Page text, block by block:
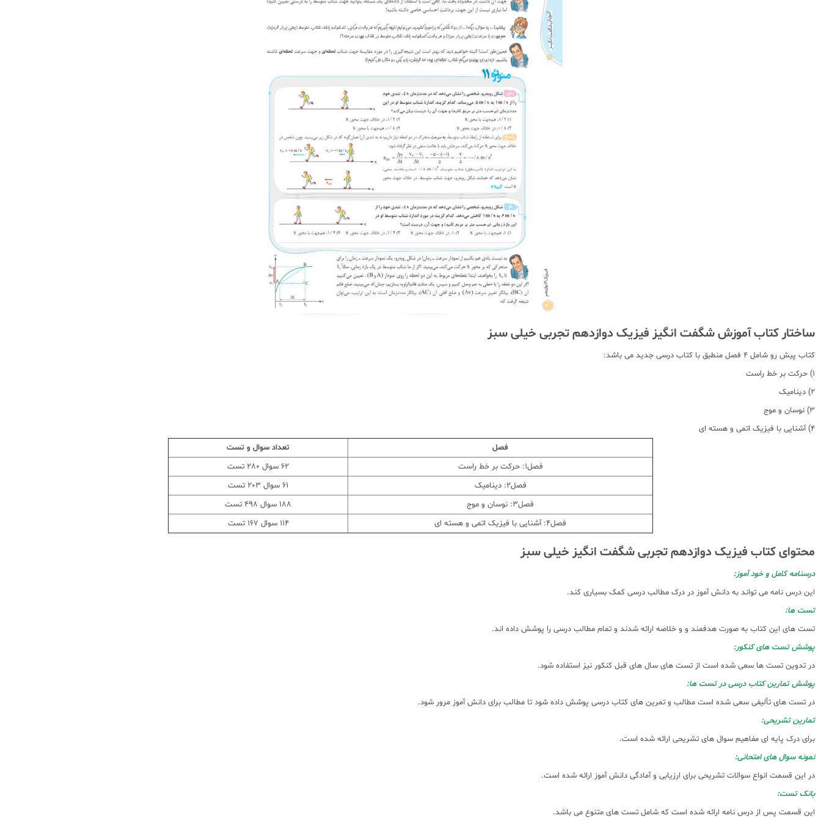
ساختار کتاب آموزش شگفت انگیز فیزیک دوازدهم تجربی خیلی سبز
کتاب پیش رو شامل 4 فصل منطبق با کتاب درسی جدید می باشد:
1) حرکت بر خط راست
2) دینامیک
3) نوسان و موج
4) آشنایی با فیزیک اتمی و هسته ای
فصل
تعداد سوال و تست
فصل1: حرکت بر خط راست
62 سوال 280 تست
فصل2: دینامیک
61 سوال 203 تست
فصل3: نوسان و موج
188 سوال 498 تست
فصل4: آشنایی با فیزیک اتمی و هسته ای
114 سوال 167 تست
محتوای کتاب فیزیک دوازدهم تجربی شگفت انگیز خیلی سبز
درسنامه کامل و خود آموز:
این درس نامه می تواند به دانش آموز در درک مطالب درسی کمک بسیاری کند.
تست ها:
تست های این کتاب به صورت هدفمند و و خلاصه ارائه شدند و تمام مطالب درسی را پوشش داده اند.
پوشش تست های کنکور:
در تدوین تست ها سعی شده است از تست های سال های قبل کنکور نیز استفاده شود.
پوشش تمارین کتاب درسی در تست ها:
در تست های تألیفی سعی شده است مطالب و تمرین های کتاب درسی پوشش داده شود تا مطالب برای دانش آموز مرور شود.
تمارین تشریحی:
برای درک پایه ای مفاهیم سوال های تشریحی ارائه شده است.
نمونه سوال های امتحانی:
در این قسمت انواع سوالات تشریحی برای ارزیابی و آمادگی دانش آموز ارائه شده است.
بانک تست:
این قسمت پس از درس نامه ارائه شده است که شامل تست های متنوع می باشد.